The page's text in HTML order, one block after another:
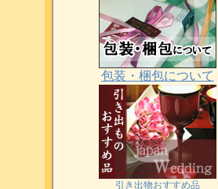
包装・梱包について
引き出物おすすめ品